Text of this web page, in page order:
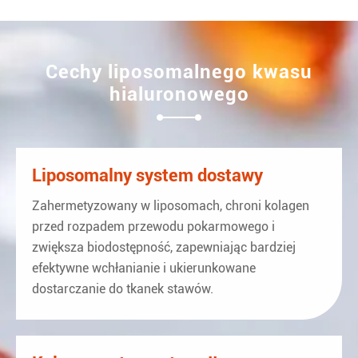
Cechy liposomalnego kwasu
hialuronowego
Liposomalny system dostawy
Zahermetyzowany w liposomach, chroni kolagen
przed rozpadem przewodu pokarmowego i
zwiększa biodostępność, zapewniając bardziej
efektywne wchłanianie i ukierunkowane
dostarczanie do tkanek stawów.